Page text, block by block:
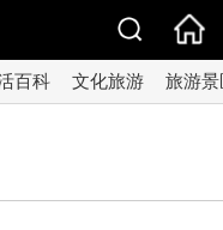
百科 文化旅游 旅游景